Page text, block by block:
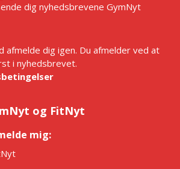
dig nyhedsbrevene GymNyt
afmelde dig igen. Du afmelder ved at
i nyhedsbrevet.
og FitNyt
mig: